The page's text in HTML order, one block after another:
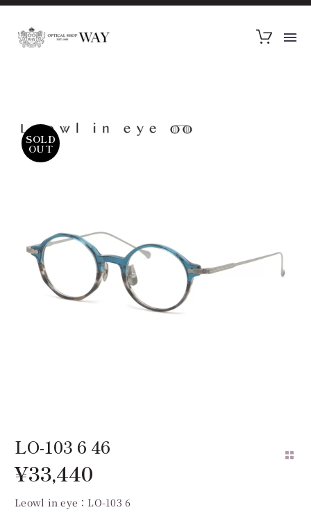
SOLD
OUT
LO-103 6 46
¥33,440
Leowl in eye：LO-103 6